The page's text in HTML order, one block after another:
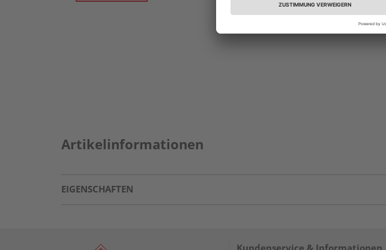
Artikelinformationen
EIGENSCHAFTEN
Kundenservice & Informationen